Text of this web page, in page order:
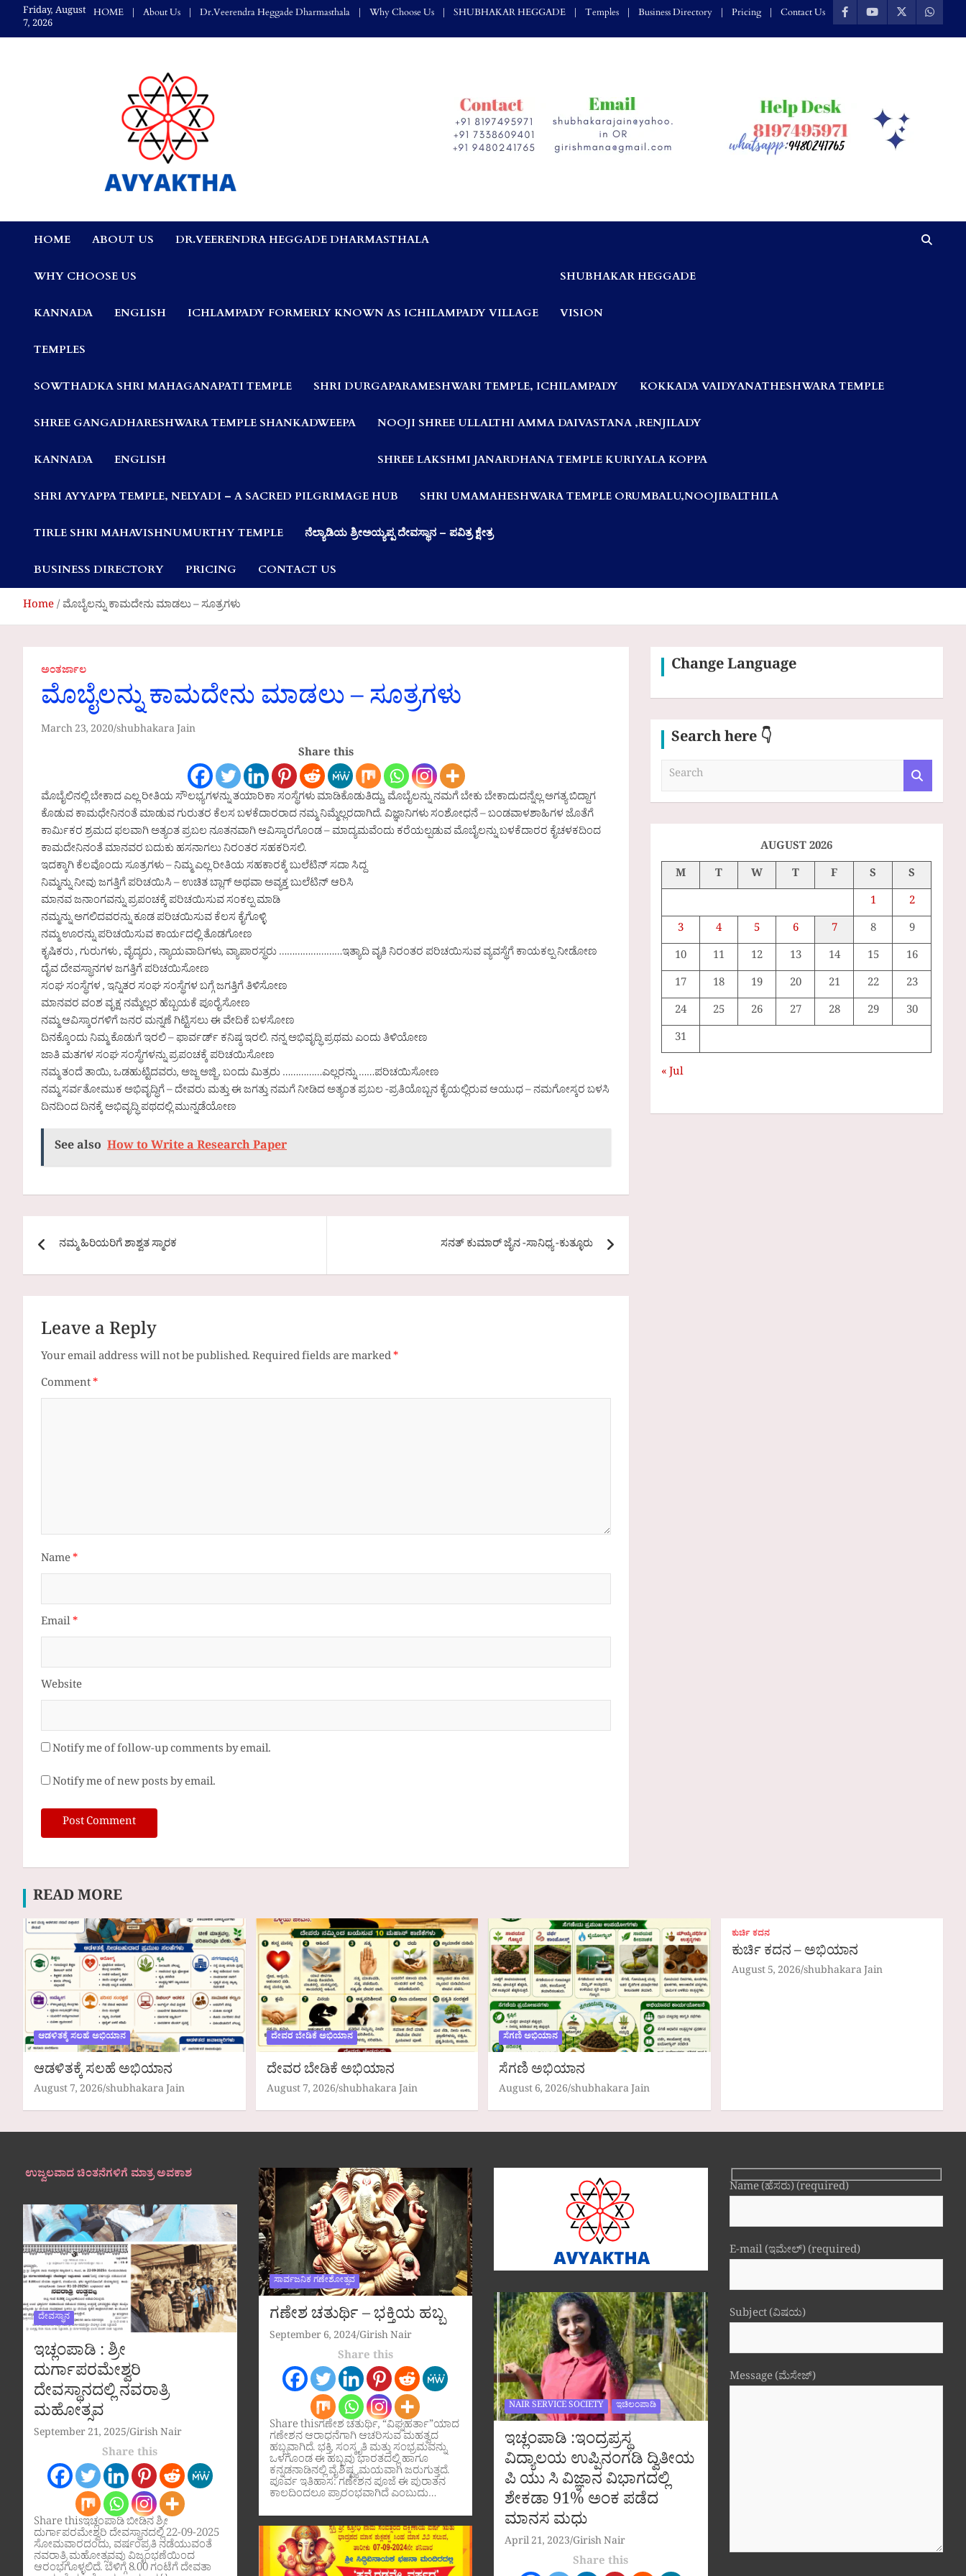
content
Friday, August
7, 2026
HOME About Us Dr.Veerendra Heggade Dharmasthala Why Choose Us SHUBHAKAR HEGGADE Temples Business Directory Pricing Contact Us
Avyaktha Bulletin:
Connecting Temples,
Professionals, &
Communities
HOME ABOUT US DR.VEERENDRA HEGGADE DHARMASTHALA
WHY CHOOSE US
KANNADA ENGLISH ICHLAMPADY FORMERLY KNOWN AS ICHILAMPADY VILLAGE
SHUBHAKAR HEGGADE
VISION
TEMPLES
SOWTHADKA SHRI MAHAGANAPATI TEMPLE SHRI DURGAPARAMESHWARI TEMPLE, ICHILAMPADY KOKKADA VAIDYANATHESHWARA TEMPLE
SHREE GANGADHARESHWARA TEMPLE SHANKADWEEPA
KANNADA ENGLISH
NOOJI SHREE ULLALTHI AMMA DAIVASTANA ,RENJILADY
SHREE LAKSHMI JANARDHANA TEMPLE KURIYALA KOPPA
SHRI AYYAPPA TEMPLE, NELYADI – A SACRED PILGRIMAGE HUB SHRI UMAMAHESHWARA TEMPLE ORUMBALU,NOOJIBALTHILA
TIRLE SHRI MAHAVISHNUMURTHY TEMPLE ನೆಲ್ಯಾಡಿಯ ಶ್ರೀಅಯ್ಯಪ್ಪ ದೇವಸ್ಥಾನ – ಪವಿತ್ರ ಕ್ಷೇತ್ರ
BUSINESS DIRECTORY PRICING CONTACT US
Home ಮೊಬೈಲನ್ನು ಕಾಮದೇನು ಮಾಡಲು – ಸೂತ್ರಗಳು
ಅಂತರ್ಜಾಲ
ಮೊಬೈಲನ್ನು ಕಾಮದೇನು ಮಾಡಲು – ಸೂತ್ರಗಳು
March 23, 2020shubhakara Jain
Share this
ಮೊಬೈಲಿನಲ್ಲಿ ಬೇಕಾದ ಎಲ್ಲ ರೀತಿಯ ಸೌಲಭ್ಯಗಳನ್ನು ತಯಾರಿಕಾ ಸಂಸ್ಥೆಗಳು ಮಾಡಿಕೊಡುತಿದ್ದು, ಮೊಬೈಲನ್ನು ನಮಗೆ ಬೇಕು ಬೇಕಾದುದನ್ನೆಲ್ಲ ಅಗತ್ಯ ಬಿದ್ದಾಗ
ಕೊಡುವ ಕಾಮಧೇನಿನಂತೆ ಮಾಡುವ ಗುರುತರ ಕೆಲಸ ಬಳಕೆದಾರರಾದ ನಮ್ಮ ನಿಮ್ಮೆಲ್ಲರದಾಗಿದೆ. ವಿಜ್ಞಾನಿಗಳು ಸಂಶೋಧನೆ – ಬಂಡವಾಳಶಾಹಿಗಳ ಜೊತೆಗೆ
ಕಾರ್ಮಿಕರ ಶ್ರಮದ ಫಲವಾಗಿ ಅತ್ಯಂತ ಪ್ರಬಲ ನೂತನವಾಗಿ ಆವಿಸ್ಕಾರಗೊಂಡ – ಮಾದ್ಯಮವೆಂದು ಕರೆಯಲ್ಪಡುವ ಮೊಬೈಲನ್ನು ಬಳಕೆದಾರರ ಕೈಚಳಕದಿಂದ
ಕಾಮದೇನಿನಂತೆ ಮಾನವರ ಬದುಕು ಹಸನಾಗಲು ನಿರಂತರ ಸಹಕರಿಸಲಿ.
ಇದಕ್ಕಾಗಿ ಕೆಲವೊಂದು ಸೂತ್ರಗಳು – ನಿಮ್ಮ ಎಲ್ಲ ರೀತಿಯ ಸಹಕಾರಕ್ಕೆ ಬುಲೆಟಿನ್ ಸದಾ ಸಿದ್ದ
ನಿಮ್ಮನ್ನು ನೀವು ಜಗತ್ತಿಗೆ ಪರಿಚಯಿಸಿ – ಉಚಿತ ಬ್ಲಾಗ್ ಅಥವಾ ಅವ್ಯಕ್ತ ಬುಲೆಟಿನ್ ಆರಿಸಿ
ಮಾನವ ಜನಾಂಗವನ್ನು ಪ್ರಪಂಚಕ್ಕೆ ಪರಿಚಯಿಸುವ ಸಂಕಲ್ಪ ಮಾಡಿ
ನಮ್ಮನ್ನು ಅಗಲಿದವರನ್ನು ಕೂಡ ಪರಿಚಯಿಸುವ ಕೆಲಸ ಕೈಗೊಳ್ಳಿ
ನಮ್ಮ ಊರನ್ನು ಪರಿಚಯಿಸುವ ಕಾರ್ಯದಲ್ಲಿ ತೊಡಗೋಣ
ಕೃಷಿಕರು , ಗುರುಗಳು , ವೈದ್ಯರು , ನ್ಯಾಯವಾದಿಗಳು, ವ್ಯಾಪಾರಸ್ಥರು ……………………ಇತ್ಯಾದಿ ವೃತಿ ನಿರಂತರ ಪರಿಚಯಿಸುವ ವ್ಯವಸ್ಥೆಗೆ ಕಾಯಕಲ್ಪ ನೀಡೋಣ
ದೈವ ದೇವಸ್ಥಾನಗಳ ಜಗತ್ತಿಗೆ ಪರಿಚಯಿಸೋಣ
ಸಂಘ ಸಂಸ್ಥೆಗಳ , ಇನ್ನಿತರ ಸಂಘ ಸಂಸ್ಥೆಗಳ ಬಗ್ಗೆ ಜಗತ್ತಿಗೆ ತಿಳಿಸೋಣ
ಮಾನವರ ವಂಶ ವೃಕ್ಷ ನಮ್ಮೆಲ್ಲರ ಹೆಬ್ಬಯಕೆ ಪೂರೈಸೋಣ
ನಮ್ಮ ಆವಿಸ್ಕಾರಗಳಿಗೆ ಜನರ ಮನ್ನಣೆ ಗಿಟ್ಟಿಸಲು ಈ ವೇದಿಕೆ ಬಳಸೋಣ
ದಿನಕ್ಕೊಂದು ನಿಮ್ಮ ಕೊಡುಗೆ ಇರಲಿ – ಫಾರ್ವರ್ಡ್ ಕನಿಷ್ಠ ಇರಲಿ. ನನ್ನ ಅಭಿವೃದ್ಧಿ ಪ್ರಥಮ ಎಂದು ತಿಳಿಯೋಣ
ಜಾತಿ ಮತಗಳ ಸಂಘ ಸಂಸ್ಥೆಗಳನ್ನು ಪ್ರಪಂಚಕ್ಕೆ ಪರಿಚಯಿಸೋಣ
ನಮ್ಮ ತಂದೆ ತಾಯಿ, ಒಡಹುಟ್ಟಿದವರು, ಅಜ್ಜ ಅಜ್ಜಿ , ಬಂದು ಮಿತ್ರರು ……………ಎಲ್ಲರನ್ನು ……ಪರಿಚಯಿಸೋಣ
ನಮ್ಮ ಸರ್ವತೋಮುಕ ಅಭಿವೃದ್ಧಿಗೆ – ದೇವರು ಮತ್ತು ಈ ಜಗತ್ತು ನಮಗೆ ನೀಡಿದ ಅತ್ಯಂತ ಪ್ರಬಲ -ಪ್ರತಿಯೊಬ್ಬನ ಕೈಯಲ್ಲಿರುವ ಆಯುಧ – ನಮಗೋಸ್ಕರ ಬಳಸಿ
ದಿನದಿಂದ ದಿನಕ್ಕೆ ಅಭಿವೃದ್ಧಿ ಪಥದಲ್ಲಿ ಮುನ್ನಡೆಯೋಣ
See also How to Write a Research Paper
Post
navigation
ನಮ್ಮ ಹಿರಿಯರಿಗೆ ಶಾಶ್ವತ ಸ್ಮಾರಕ ಸನತ್ ಕುಮಾರ್ ಜೈನ -ಸಾನಿಧ್ಯ -ಕುತ್ಳೂರು
Leave a Reply
Your email address will not be published.Required fields are marked*
Comment*
Name*
Email*
Website
Notify me of follow-up comments by email.
Notify me of new posts by email.
Change Language
Search here 👇
a
AUGUST 2026
M
T W T F S
S
1
2
3
4 5 6 7 8
9
10
11 12 13 14 15
16
17
18 19 20 21 22
23
24
25 26 27 28 29
30
31
« Jul
READ MORE
ಆಡಳಿತಕ್ಕೆ ಸಲಹೆ ಅಭಿಯಾನ
ಆಡಳಿತಕ್ಕೆ ಸಲಹೆ ಅಭಿಯಾನ
August 7, 2026 shubhakara Jain
ದೇವರ ಬೇಡಿಕೆ ಅಭಿಯಾನ
ದೇವರ ಬೇಡಿಕೆ ಅಭಿಯಾನ
August 7, 2026shubhakara Jain
ಸೆಗಣಿ ಅಭಿಯಾನ
ಸೆಗಣಿ ಅಭಿಯಾನ
August 6, 2026 shubhakara Jain
ಕುರ್ಚಿ ಕದನ
ಕುರ್ಚಿ ಕದನ – ಅಭಿಯಾನ
August 5, 2026shubhakara Jain
ಉಜ್ವಲವಾದ ಚಿಂತನೆಗಳಿಗೆ ಮಾತ್ರ ಅವಕಾಶ
ದೇವಸ್ಥಾನ
ಇಚ್ಲಂಪಾಡಿ : ಶ್ರೀ
ದುರ್ಗಾಪರಮೇಶ್ವರಿ
ದೇವಸ್ಥಾನದಲ್ಲಿ ನವರಾತ್ರಿ
ಮಹೋತ್ಸವ
September 21, 2025 Girish Nair
Share this
Share thisಇಚ್ಲಂಪಾಡಿ ಬೀಡಿನ ಶ್ರೀ
ದುರ್ಗಾಪರಮೇಶ್ವರಿ ದೇವಸ್ಥಾನದಲ್ಲಿ 22-09-2025
ಸೋಮವಾರದಂದು, ವರ್ಷಂಪ್ರತಿ ನಡೆಯುವಂತೆ
ನವರಾತ್ರಿ ಮಹೋತ್ಸವವು ವಿಜೃಂಭಣೆಯಿಂದ
ಆರಂಭಗೊಳ್ಳಲಿದೆ. ಬೆಳಿಗ್ಗೆ 8.00 ಗಂಟೆಗೆ ದೇವತಾ
ಸಾರ್ವಜನಿಕ ಗಣೇಶೋತ್ಸವ
ಗಣೇಶ ಚತುರ್ಥಿ – ಭಕ್ತಿಯ ಹಬ್ಬ
September 6, 2024Girish Nair
Share this
Share thisಗಣೇಶ ಚತುರ್ಥಿ, “ವಿಘ್ನಹರ್ತಾ”ಯಾದ
ಗಣೇಶನ ಆರಾಧನೆಗಾಗಿ ಆಚರಿಸುವ ಮಹತ್ವದ
ಹಬ್ಬವಾಗಿದೆ. ಭಕ್ತಿ, ಸಂಸ್ಕೃತಿ ಮತ್ತು ಸಂಭ್ರಮವನ್ನು
ಒಳಗೊಂಡ ಈ ಹಬ್ಬವು ಭಾರತದಲ್ಲಿ ಹಾಗೂ
ಕನ್ನಡನಾಡಿನಲ್ಲಿ ವೈಶಿಷ್ಟ್ಯಮಯವಾಗಿ ಜರುಗುತ್ತದೆ.
ಪೂರ್ವ ಇತಿಹಾಸ: ಗಣೇಶನ ಪೂಜೆ ಈ ಪುರಾತನ
ಕಾಲದಿಂದಲೂ ಪ್ರಾರಂಭವಾಗಿದೆ ಎಂಬುದು…
NAIR SERVICE SOCIETY ಇಚಿಲಂಪಾಡಿ
ಇಚ್ಲಂಪಾಡಿ :ಇಂದ್ರಪ್ರಸ್ಥ
ವಿದ್ಯಾಲಯ ಉಪ್ಪಿನಂಗಡಿ ದ್ವಿತೀಯ
ಪಿ ಯು ಸಿ ವಿಜ್ಞಾನ ವಿಭಾಗದಲ್ಲಿ
ಶೇಕಡಾ 91% ಅಂಕ ಪಡೆದ
ಮಾನಸ ಮಧು
April 21, 2023 Girish Nair
Share this
Name (ಹೆಸರು) (required)
E-mail (ಇಮೇಲ್) (required)
Subject (ವಿಷಯ)
Message (ಮೆಸೇಜ್)